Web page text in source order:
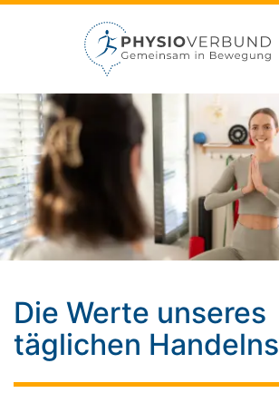
Die Werte unseres
täglichen Handelns